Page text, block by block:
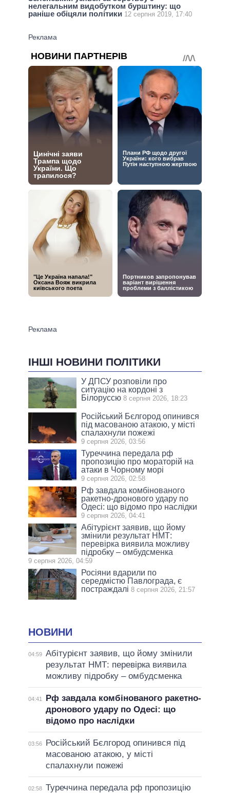
нелегальним видобутком бурштину: що
раніше обіцяли політики 12 серпня 2019, 17:40
ІНШІ НОВИНИ ПОЛІТИКИ
У ДПСУ розповіли про
ситуацію на кордоні з
Білоруссю 8 серпня 2026, 18:23
Російський Бєлгород опинився
під масованою атакою, у місті
спалахнули пожежі
9 серпня 2026, 03:56
Туреччина передала рф
пропозицію про мораторій на
атаки в Чорному морі
9 серпня 2026, 02:58
Рф завдала комбінованого
ракетно-дронового удару по
Одесі: що відомо про наслідки
9 серпня 2026, 04:41
Абітурієнт заявив, що йому
змінили результат НМТ:
перевірка виявила можливу
підробку – омбудсменка
9 серпня 2026, 04:59
Росіяни вдарили по
середмістю Павлограда, є
постраждалі 8 серпня 2026, 21:57
НОВИНИ
04:59 Абітурієнт заявив, що йому змінили
результат НМТ: перевірка виявила
можливу підробку – омбудсменка
04:41
Рф завдала комбінованого ракетно-
дронового удару по Одесі: що
відомо про наслідки
03:56
Російський Бєлгород опинився під
масованою атакою, у місті
спалахнули пожежі
02:58 Туреччина передала рф пропозицію